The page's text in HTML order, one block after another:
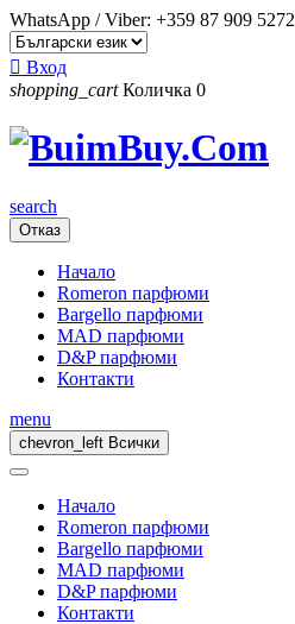
WhatsApp / Viber: +359 87 909 5272
 Вход
shopping_cart Количка 0
search
Отказ
Начало
Romeron парфюми
Bargello парфюми
MAD парфюми
D&P парфюми
Контакти
menu
chevron_left Всички
Начало
Romeron парфюми
Bargello парфюми
MAD парфюми
D&P парфюми
Контакти